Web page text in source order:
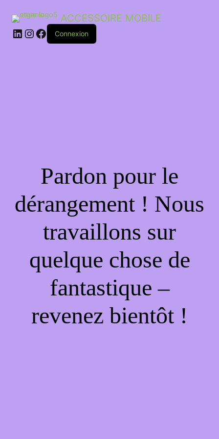
ACCESSOIRE MOBILE
Connexion
Pardon pour le
dérangement ! Nous
travaillons sur
quelque chose de
fantastique –
revenez bientôt !